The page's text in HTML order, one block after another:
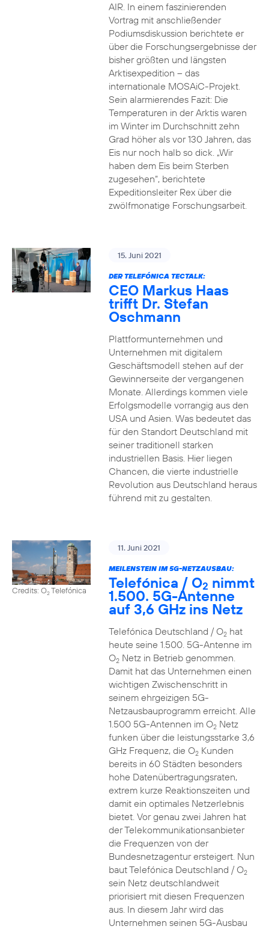
AIR. In einem faszinierenden
Vortrag mit anschließender
Podiumsdiskussion berichtete er
über die Forschungsergebnisse der
bisher größten und längsten
Arktisexpedition – das
internationale MOSAiC-Projekt.
Sein alarmierendes Fazit: Die
Temperaturen in der Arktis waren
im Winter im Durchschnitt zehn
Grad höher als vor 130 Jahren, das
Eis nur noch halb so dick. „Wir
haben dem Eis beim Sterben
zugesehen“, berichtete
Expeditionsleiter Rex über die
zwölfmonatige Forschungsarbeit.
15. Juni 2021
DER TELEFÓNICA TECTALK:
CEO Markus Haas
trifft Dr. Stefan
Oschmann
Plattformunternehmen und
Unternehmen mit digitalem
Geschäftsmodell stehen auf der
Gewinnerseite der vergangenen
Monate. Allerdings kommen viele
Erfolgsmodelle vorrangig aus den
USA und Asien. Was bedeutet das
für den Standort Deutschland mit
seiner traditionell starken
industriellen Basis. Hier liegen
Chancen, die vierte industrielle
Revolution aus Deutschland heraus
führend mit zu gestalten.
Credits: O2Telefónica
11. Juni 2021
MEILENSTEIN IM 5G-NETZAUSBAU:
Telefónica / O2 nimmt
1.500. 5G-Antenne
auf 3,6 GHz ins Netz
Telefónica Deutschland / O2hat
heute seine 1.500. 5G-Antenne im
O2Netz in Betrieb genommen.
Damit hat das Unternehmen einen
wichtigen Zwischenschritt in
seinem ehrgeizigen 5G-
Netzausbauprogramm erreicht. Alle
1.500 5G-Antennen im O2Netz
funken über die leistungsstarke 3,6
GHz Frequenz, die O2Kunden
bereits in 60 Städten besonders
hohe Datenübertragungsraten,
extrem kurze Reaktionszeiten und
damit ein optimales Netzerlebnis
bietet. Vor genau zwei Jahren hat
der Telekommunikationsanbieter
die Frequenzen von der
Bundesnetzagentur ersteigert. Nun
baut Telefónica Deutschland / O2
sein Netz deutschlandweit
priorisiert mit diesen Frequenzen
aus. In diesem Jahr wird das
Unternehmen seinen 5G-Ausbau